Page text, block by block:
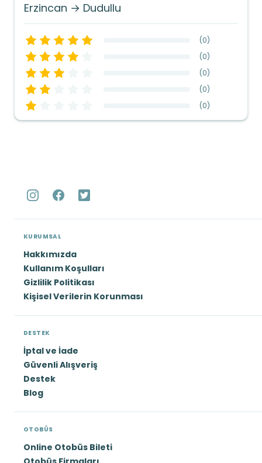
Erzincan → Dudullu
(0)
(0)
(0)
(0)
(0)
KURUMSAL
Hakkımızda
Kullanım Koşulları
Gizlilik Politikası
Kişisel Verilerin Korunması
DESTEK
İptal ve İade
Güvenli Alışveriş
Destek
Blog
OTOBÜS
Online Otobüs Bileti